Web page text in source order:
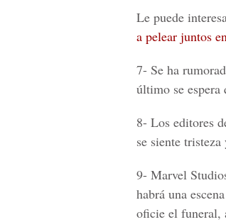
Le puede
a pelear juntos
7- Se ha
último se espera
8- Los editores
se siente tristeza
9- Marvel
habrá una
oficie el funeral,